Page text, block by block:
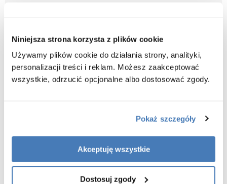
Niniejsza strona korzysta z plików cookie
Używamy plików cookie do działania strony, analityki,
personalizacji treści i reklam. Możesz zaakceptować
wszystkie, odrzucić opcjonalne albo dostosować zgody.
Pokaż szczegóły
Akceptuję wszystkie
Dostosuj zgody
Opis produktu Drzwi prysznicowe rozsuwane
120 cm Solid DS Kerra
Profile: aluminiowe, chrom.
Drzwi: jednoskrzydłowe, przesuwane - uniwersalne prawe/lewe
Drzwi posiadają 4 cm regulację szerokości
Uszczelka magnetyczna zastosowana dla zachowania
minimalistycznych trendów w projektowaniu oraz najwyższej estetyki